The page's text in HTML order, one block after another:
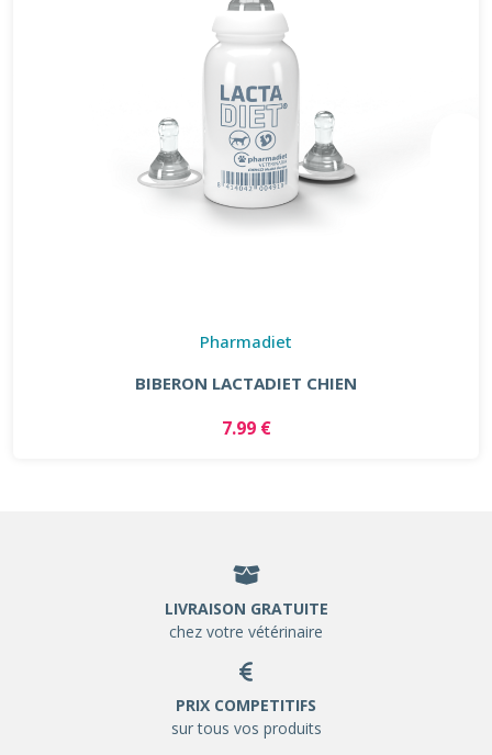
Pharmadiet
BIBERON LACTADIET CHIEN
7.99 €
LIVRAISON GRATUITE
chez votre vétérinaire
PRIX COMPETITIFS
sur tous vos produits